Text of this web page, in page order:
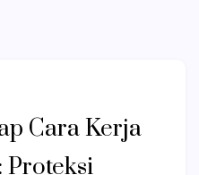
Cara Kerja
Proteksi